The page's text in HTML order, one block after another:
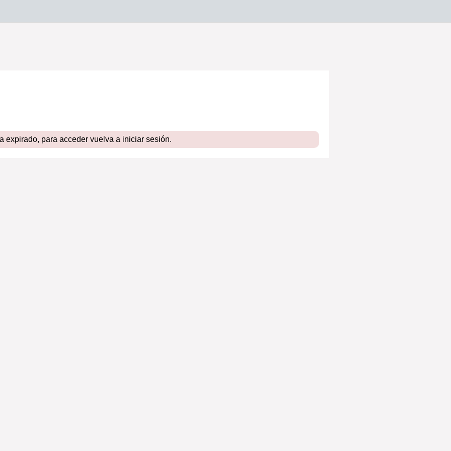
expirado, para acceder vuelva a iniciar sesión.